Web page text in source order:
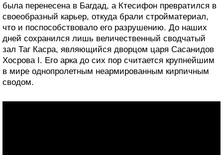
была перенесена в Багдад, а Ктесифон превратился в
своеобразный карьер, откуда брали стройматериал,
что и поспособствовало его разрушению. До наших
дней сохранился лишь величественный сводчатый
зал Таг Касра, являющийся дворцом царя Сасанидов
Хосрова I. Его арка до сих пор считается крупнейшим
в мире однопролетным неармированным кирпичным
сводом.